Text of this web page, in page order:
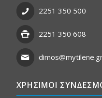
2251 350 500
2251 350 608
ΧΡΗΣΙΜΟΙ